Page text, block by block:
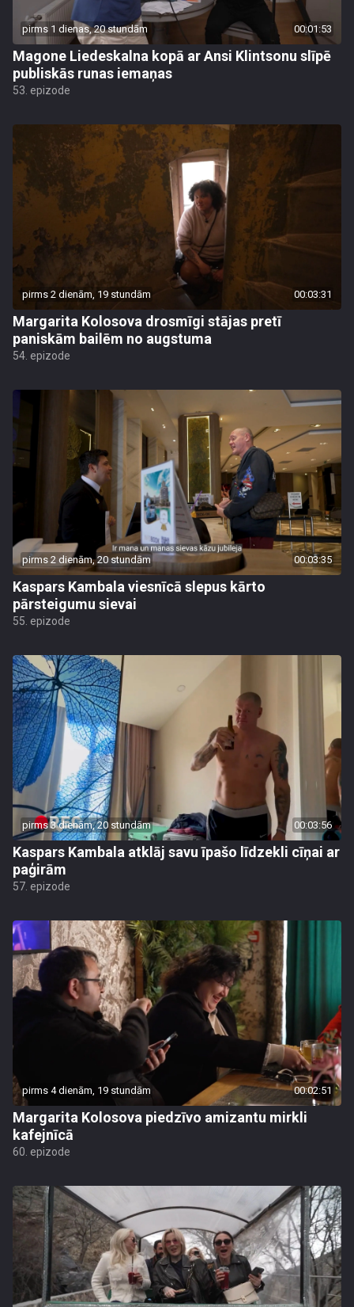
pirms 1 dienas, 20 stundām 00:01:53
Magone Liedeskalna kopā ar Ansi Klintsonu slīpē
publiskās runas iemaņas
53. epizode
pirms 2 dienām, 19 stundām 00:03:31
Margarita Kolosova drosmīgi stājas pretī
paniskām bailēm no augstuma
54. epizode
pirms 2 dienām, 20 stundām 00:03:35
Kaspars Kambala viesnīcā slepus kārto
pārsteigumu sievai
55. epizode
pirms 3 dienām, 20 stundām 00:03:56
Kaspars Kambala atklāj savu īpašo līdzekli cīņai ar
paģirām
57. epizode
pirms 4 dienām, 19 stundām 00:02:51
Margarita Kolosova piedzīvo amizantu mirkli
kafejnīcā
60. epizode